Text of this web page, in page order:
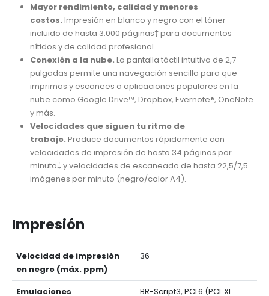
Mayor rendimiento, calidad y menores
costos. Impresión en blanco y negro con el tóner
incluido de hasta 3.000 páginas‡ para documentos
nítidos y de calidad profesional.
Conexión a la nube. La pantalla táctil intuitiva de 2,7
pulgadas permite una navegación sencilla para que
imprimas y escanees a aplicaciones populares en la
nube como Google Drive™, Dropbox, Evernote®, OneNote
y más.
Velocidades que siguen tu ritmo de
trabajo. Produce documentos rápidamente con
velocidades de impresión de hasta 34 páginas por
minuto‡ y velocidades de escaneado de hasta 22,5/7,5
imágenes por minuto (negro/color A4).
Impresión
Velocidad de impresión
en negro (máx. ppm)
36
Emulaciones BR-Script3, PCL6 (PCL XL